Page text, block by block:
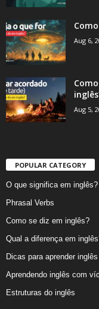
Aug 6,
Aug 5,
POPULAR CATEGORY
O que significa em inglês?
Phrasal Verbs
Como se diz em inglês?
Qual a diferença em
Dicas para aprender inglês
Aprendendo inglês com
Estruturas do inglês